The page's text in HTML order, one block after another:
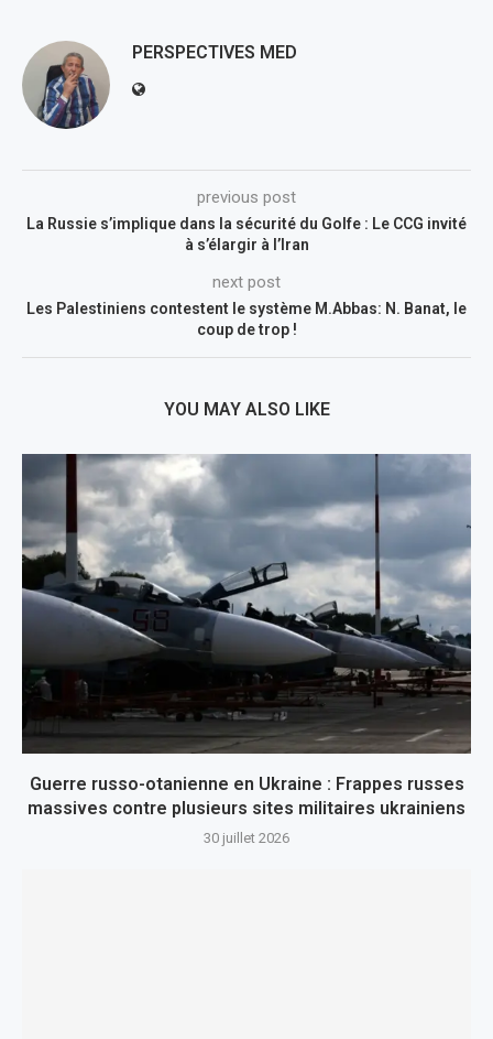
PERSPECTIVES MED
previous post
La Russie s’implique dans la sécurité du Golfe : Le CCG invité
à s’élargir à l’Iran
next post
Les Palestiniens contestent le système M.Abbas: N. Banat, le
coup de trop !
YOU MAY ALSO LIKE
Guerre russo-otanienne en Ukraine : Frappes russes
massives contre plusieurs sites militaires ukrainiens
30 juillet 2026